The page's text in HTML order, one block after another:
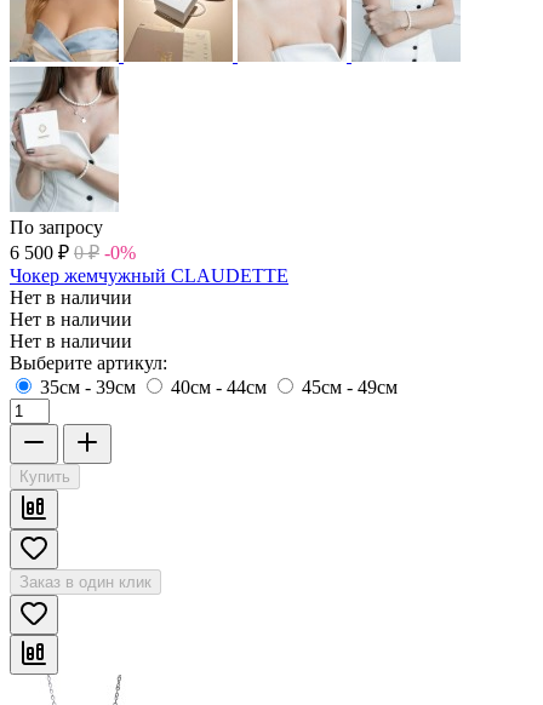
По запросу
6 500 ₽ 0 ₽ -0%
Чокер жемчужный CLAUDETTE
Нет в наличии
Нет в наличии
Нет в наличии
Выберите артикул:
35см - 39см
40см - 44см 45см - 49см
Купить
Заказ в один клик